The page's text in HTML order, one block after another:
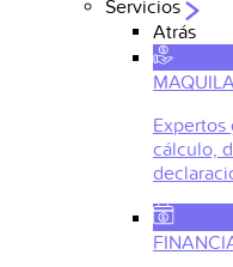
Servicios
Atrás
Expertos
cálculo,